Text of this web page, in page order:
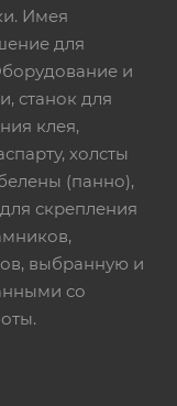
Имея
для
и
станок для
клея,
холсты
(панно),
скрепления
выбранную и
со